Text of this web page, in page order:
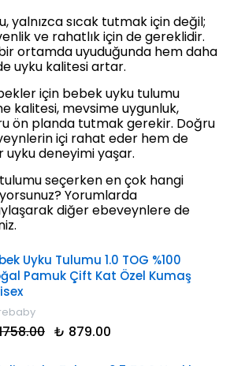
yalnızca sıcak tutmak için değil;
ve rahatlık için de gereklidir.
ortamda uyuduğunda hem daha
uyku kalitesi artar.
için bebek uyku tulumu
kalitesi, mevsime uygunluk,
ön planda tutmak gerekir. Doğru
içi rahat eder hem de
uyku deneyimi yaşar.
seçerken en çok hangi
Yorumlarda
diğer ebeveynlere de
Uyku Tulumu 1.0 TOG %100
Pamuk Çift Kat Özel Kumaş
₺ 879.00